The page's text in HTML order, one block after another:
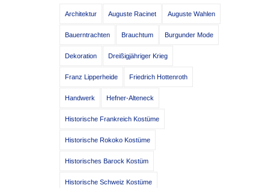
Architektur Auguste Racinet Auguste Wahlen
Bauerntrachten Brauchtum Burgunder Mode
Dekoration Dreißigjähriger Krieg
Franz Lipperheide Friedrich Hottenroth
Handwerk Hefner-Alteneck
Historische Frankreich Kostüme
Historische Rokoko Kostüme
Historisches Barock Kostüm
Historische Schweiz Kostüme